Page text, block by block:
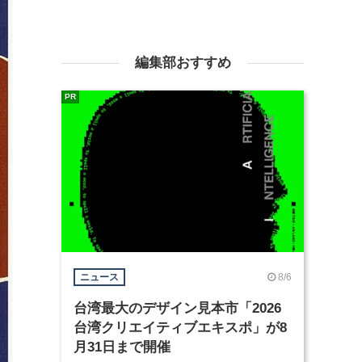
編集部おすすめ
ニュース 8/6
台湾最大のデザイン見本市「2026
台湾クリエイティブエキスポ」が8
月31日まで開催
PR